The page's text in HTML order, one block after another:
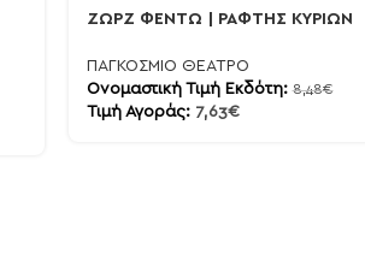
ΖΩΡΖ ΦΕΝΤΩ | ΡΑΦΤΗΣ ΚΥΡΙΩΝ
ΠΑΓΚΟΣΜΙΟ ΘΕΑΤΡΟ
Ονομαστική Τιμή Εκδότη:8,48€
Τιμή Αγοράς: 7,63€